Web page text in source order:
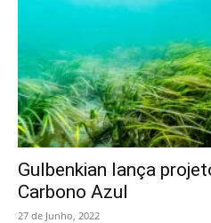
Gulbenkian lança
Carbono Azul
27 de Junho, 2022